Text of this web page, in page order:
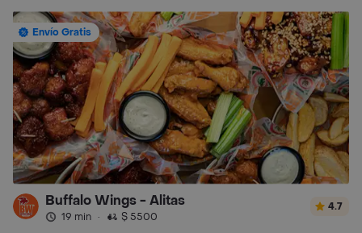
Envío Gratis
Buffalo Wings - Alitas
19 min · $ 5500
4.7